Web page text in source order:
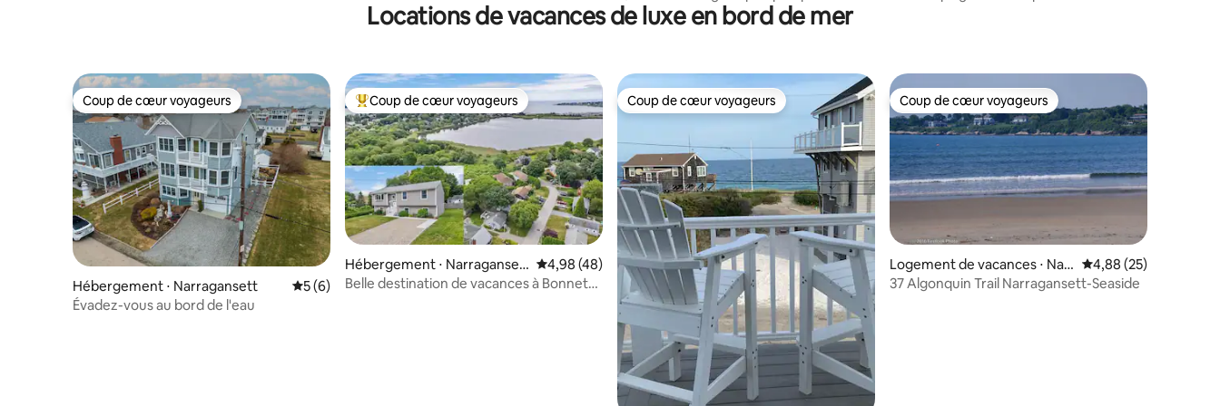
plage privée
Locations de vacances de luxe en bord de mer
Coup de cœur voyageurs
Coup de cœur voyageurs
Hébergement ⋅ Narragansett Évaluation moyenne sur la base de 6 commentaires : 5 sur 5
5 (6)
Évadez-vous au bord de l'eau
Coups de cœur voyageurs les plus appréciés
Coup de cœur voyageurs
Hébergement ⋅ Narraganset
t
Évaluation moyenne sur la base de 48 commentaires : 4,98 sur 5
4,98 (48)
Belle destination de vacances à Bonnet
Coup de cœur voyageurs
Coup de cœur voyageurs Coup de cœur voyageurs
Coup de cœur voyageurs
Logement de vacances ⋅ Narr
agansett
Évaluation moyenne
4,88 (25)
37 Algonquin Trail Narragansett-Seaside